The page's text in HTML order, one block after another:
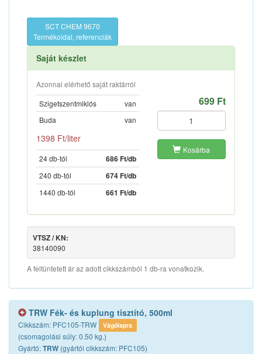
SCT CHEM 9670
Termékoldal, referenciák
Saját készlet
Azonnal elérhető saját raktárról
Szigetszentmiklós
van
Buda
van
1398 Ft/liter
24 db-tól 686 Ft/db
240 db-tól 674 Ft/db
1440 db-tól 661 Ft/db
699 Ft
Kosárba
VTSZ / KN:
38140090
A feltüntetett ár az adott cikkszámból 1 db-ra vonatkozik.
TRW Fék- és kuplung tisztító, 500ml
Cikkszám: PFC105-TRW Vágólapra
(csomagolási súly: 0.50 kg.)
Gyártó:TRW (gyártói cikkszám: PFC105)